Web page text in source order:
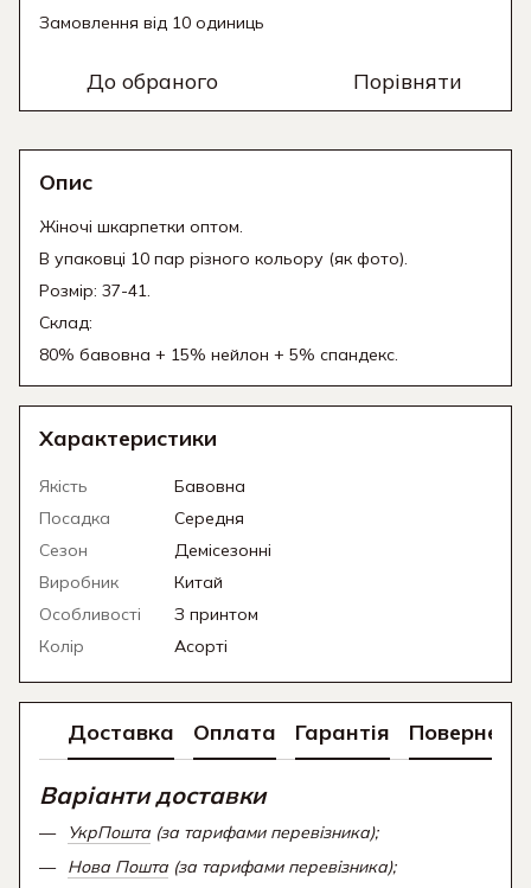
Замовлення від 10 одиниць
До обраного Порівняти
Опис
Жіночі шкарпетки оптом.
В упаковці 10 пар різного кольору (як фото).
Розмір: 37-41.
Склад:
80% бавовна + 15% нейлон + 5% спандекс.
Характеристики
Якість
Бавовна
Посадка
Середня
Сезон
Демісезонні
Виробник
Китай
Особливості
З принтом
Колір
Асорті
Доставка Оплата Гарантія
Варіанти доставки
УкрПошта (за тарифами перевізника);
Нова Пошта (за тарифами перевізника);